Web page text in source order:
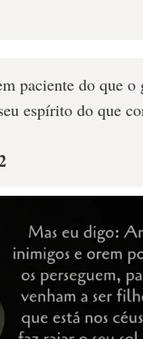
paciente do que o
espírito do que